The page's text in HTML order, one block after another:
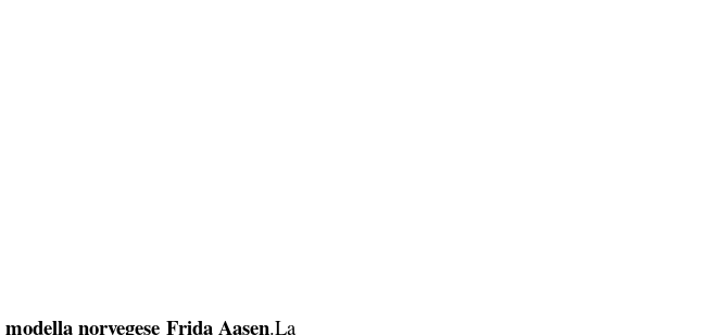
modella norvegese Frida Aasen.La